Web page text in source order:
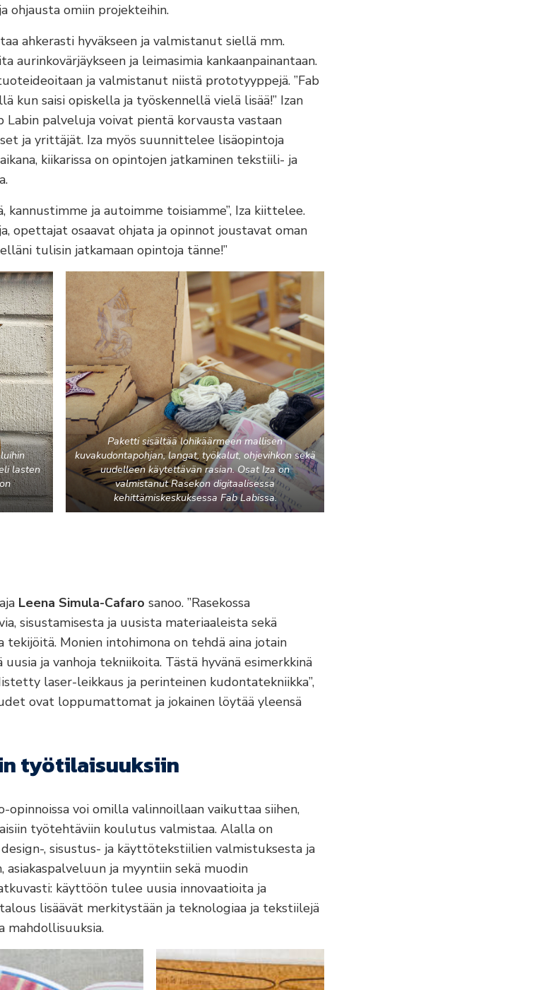
ohjausta omiin projekteihin.
ahkerasti hyväkseen ja valmistanut siellä mm.
aurinkovärjäykseen ja leimasimia kankaanpainantaan.
ja valmistanut niistä prototyyppejä. ”Fab
kun saisi opiskella ja työskennellä vielä lisää!” Izan
palveluja voivat pientä korvausta vastaan
ja yrittäjät. Iza myös suunnittelee lisäopintoja
kiikarissa on opintojen jatkaminen tekstiili- ja
ja autoimme toisiamme”, Iza kiittelee.
opettajat osaavat ohjata ja opinnot joustavat oman
tulisin jatkamaan opintoja tänne!”
lasten
Paketti sisältää lohikäärmeen mallisen
kuvakudontapohjan, langat, työkalut, ohjevihkon sekä
uudelleen käytettävän rasian. Osat Iza on
valmistanut Rasekon digitaalisessa
kehittämiskeskuksessa Fab Labissa.
Leena Simula-Cafaro sanoo. ”Rasekossa
sisustamisesta ja uusista materiaaleista sekä
Monien intohimona on tehdä aina jotain
ja vanhoja tekniikoita. Tästä hyvänä esimerkkinä
laser-leikkaus ja perinteinen kudontatekniikka”,
ovat loppumattomat ja jokainen löytää yleensä
työtilaisuuksiin
voi omilla valinnoillaan vaikuttaa siihen,
työtehtäviin koulutus valmistaa. Alalla on
, sisustus- ja käyttötekstiilien valmistuksesta ja
ja myyntiin sekä muodin
käyttöön tulee uusia innovaatioita ja
lisäävät merkitystään ja teknologiaa ja tekstiilejä
mahdollisuuksia.